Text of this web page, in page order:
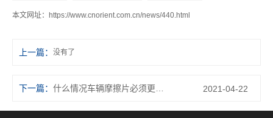
本文网址： https://www.cnorient.com.cn/news/440.html
上一篇： 没有了
下一篇： 2021-04-22